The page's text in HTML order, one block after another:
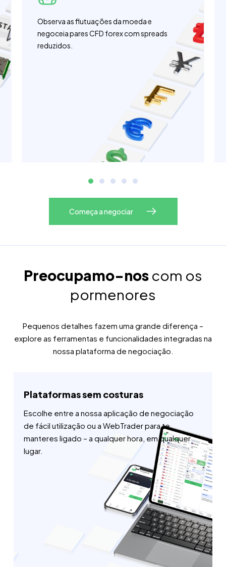
Observa as flutuações da moeda e
negoceia pares CFD forex com spreads
reduzidos.
Começa a negociar
Preocupamo-nos com os
pormenores
Pequenos detalhes fazem uma grande diferença –
explore as ferramentas e funcionalidades integradas na
nossa plataforma de negociação.
Plataformas sem costuras
Escolhe entre a nossa aplicação de negociação
de fácil utilização ou a WebTrader para te
manteres ligado – a qualquer hora, em qualquer
lugar.